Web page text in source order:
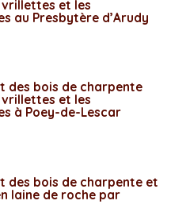
et les
au Presbytère d’Arudy
des bois de charpente
et les
à Poey-de-Lescar
des bois de charpente et
laine de roche par